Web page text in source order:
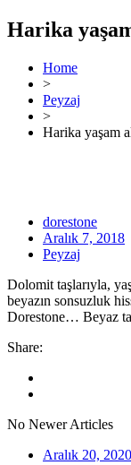
Harika
Home
>
Peyzaj
>
Harika yaşam
dorestone
Aralık 7, 2018
Peyzaj
Dolomit taşlarıyla,
beyazın sonsuzluk
Dorestone… Beyaz
Share:
No Newer Articles
Aralık 20, 2020